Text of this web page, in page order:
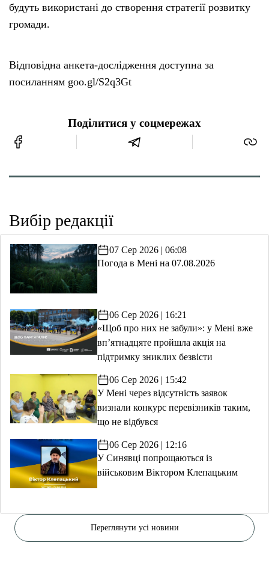
будуть використані до створення стратегії розвитку
громади.
Відповідна анкета-дослідження доступна за
посиланням goo.gl/S2q3Gt
Поділитися у соцмережах
Вибір редакції
07 Сер 2026 | 06:08
Погода в Мені на 07.08.2026
06 Сер 2026 | 16:21
«Щоб про них не забули»: у Мені вже
вп’ятнадцяте пройшла акція на
підтримку зниклих безвісти
06 Сер 2026 | 15:42
У Мені через відсутність заявок
визнали конкурс перевізників таким,
що не відбувся
06 Сер 2026 | 12:16
У Синявці попрощаються із
військовим Віктором Клепацьким
Переглянути усі новини